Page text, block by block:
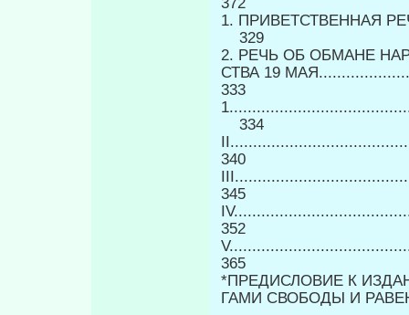
1. ПРИВЕТСТВЕННАЯ
329
2. РЕЧЬ ОБ ОБМАНЕ
СТВА 19
333
334
340
345
352
365
*ПРЕДИСЛОВИЕ К
ГАМИ СВОБОДЫ И